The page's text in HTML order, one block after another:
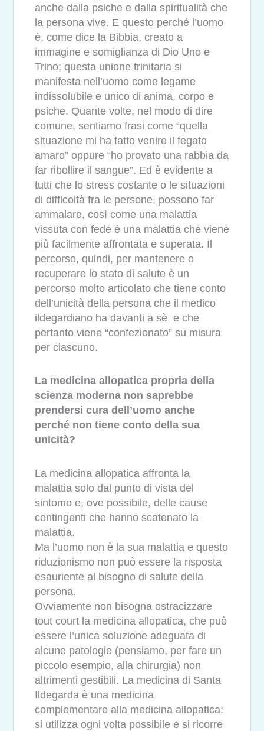
anche dalla psiche e dalla spiritualità che
la persona vive. E questo perché l’uomo
è, come dice la Bibbia, creato a
immagine e somiglianza di Dio Uno e
Trino; questa unione trinitaria si
manifesta nell’uomo come legame
indissolubile e unico di anima, corpo e
psiche. Quante volte, nel modo di dire
comune, sentiamo frasi come “quella
situazione mi ha fatto venire il fegato
amaro” oppure “ho provato una rabbia da
far ribollire il sangue”. Ed è evidente a
tutti che lo stress costante o le situazioni
di difficoltà fra le persone, possono far
ammalare, così come una malattia
vissuta con fede è una malattia che viene
più facilmente affrontata e superata. Il
percorso, quindi, per mantenere o
recuperare lo stato di salute è un
percorso molto articolato che tiene conto
dell’unicità della persona che il medico
ildegardiano ha davanti a sè e che
pertanto viene “confezionato” su misura
per ciascuno.
La medicina allopatica propria della
scienza moderna non saprebbe
prendersi cura dell’uomo anche
perché non tiene conto della sua
unicità?
La medicina allopatica affronta la
malattia solo dal punto di vista del
sintomo e, ove possibile, delle cause
contingenti che hanno scatenato la
malattia.
Ma l’uomo non è la sua malattia e questo
riduzionismo non può essere la risposta
esauriente al bisogno di salute della
persona.
Ovviamente non bisogna ostracizzare
tout court la medicina allopatica, che può
essere l’unica soluzione adeguata di
alcune patologie (pensiamo, per fare un
piccolo esempio, alla chirurgia) non
altrimenti gestibili. La medicina di Santa
Ildegarda è una medicina
complementare alla medicina allopatica:
si utilizza ogni volta possibile e si ricorre